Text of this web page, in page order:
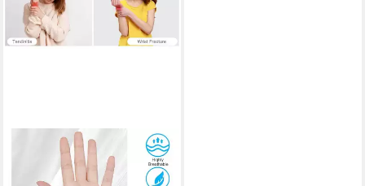
LUXUSKOLLEKTION
Handbandage Arthritis
Kompressionshandschuhe